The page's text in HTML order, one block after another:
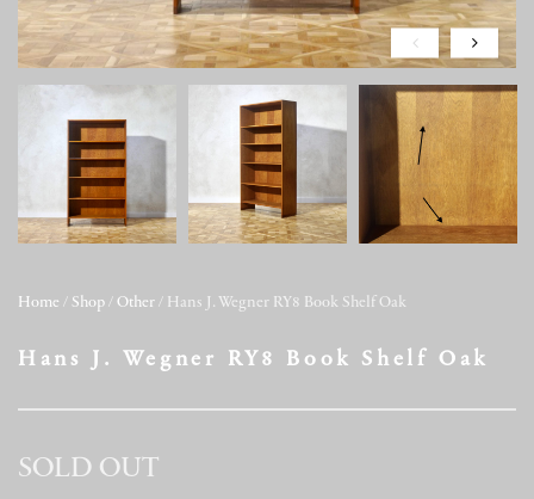
Home / Shop / Other / Hans J. Wegner RY8 Book Shelf Oak
Hans J. Wegner RY8 Book Shelf Oak
SOLD OUT